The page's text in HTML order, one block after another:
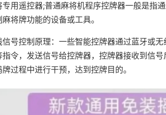
专用遥控器;普通麻将机程序控牌器一般是指
将牌功能的设备或工具。
信号控制原理：一些智能控牌器通过蓝牙或
令，发送信号给控牌器，控牌器接收到信
过程中进行干预，达到控牌目的。